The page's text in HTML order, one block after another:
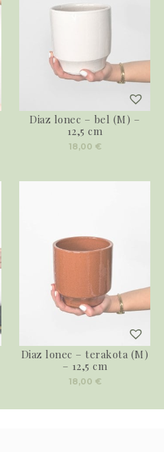
Diaz lonec – bel (M) –
12,5 cm
18,00 €
Diaz lonec – terakota (M)
– 12,5 cm
18,00 €